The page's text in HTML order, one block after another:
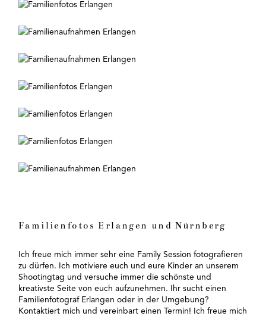
Familienfotos Erlangen und Nürnberg
Ich freue mich immer sehr eine Family Session fotografieren
zu dürfen. Ich motiviere euch und eure Kinder an unserem
Shootingtag und versuche immer die schönste und
kreativste Seite von euch aufzunehmen. Ihr sucht einen
Familienfotograf Erlangen oder in der Umgebung?
Kontaktiert mich und vereinbart einen Termin! Ich freue mich